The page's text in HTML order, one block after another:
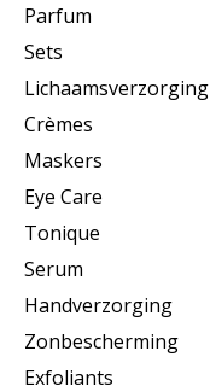
Parfum
Sets
Lichaamsverzorging
Crèmes
Maskers
Eye Care
Tonique
Serum
Handverzorging
Zonbescherming
Exfoliants